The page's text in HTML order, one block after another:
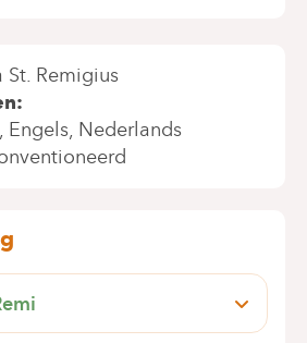
St. Remigius
Engels Nederlands
Graindor, 66